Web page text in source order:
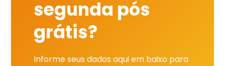
segunda pós
grátis?
Informe seus dados aqui em baixo para